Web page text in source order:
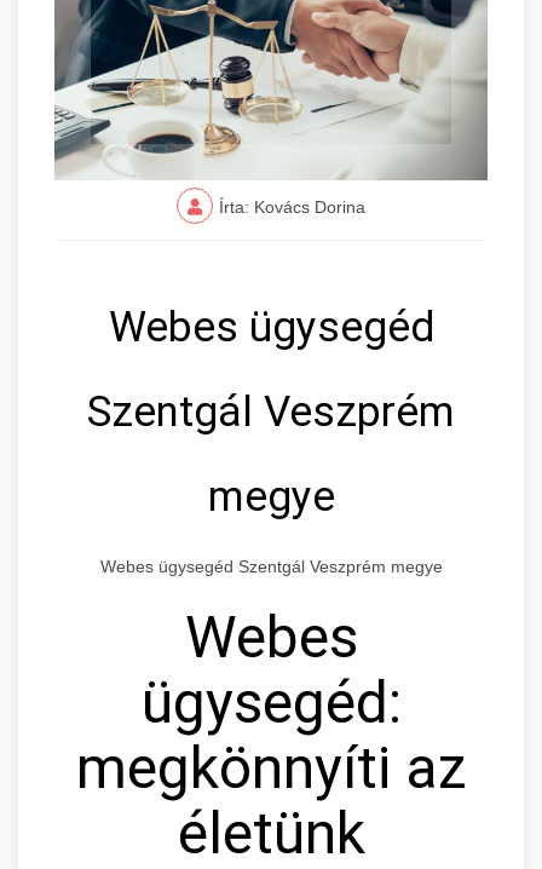
Írta: Kovács Dorina
Webes ügysegéd
Szentgál Veszprém
megye
Webes ügysegéd Szentgál Veszprém megye
Webes
ügysegéd:
megkönnyíti az
életünk